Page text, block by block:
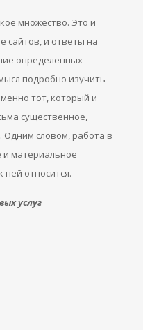
множество. Это и
сайтов, и ответы на
определенных
подробно изучить
тот, который и
существенное,
Одним словом, работа в
и материальное
ней относится.
услуг